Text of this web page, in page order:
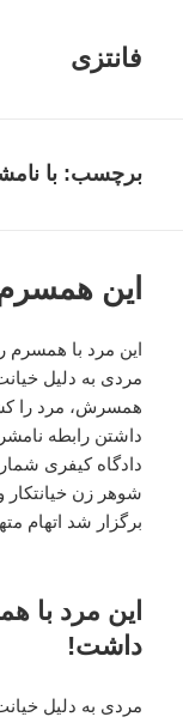
فانتزی
برچسب: با
این
این مرد با همسرم
مردی به دلیل
همسرش، مرد را
داشتن رابطه
دادگاه کیفری
شوهر زن
برگزار شد اتهام
این مرد با
داشت!
مردی به دلیل